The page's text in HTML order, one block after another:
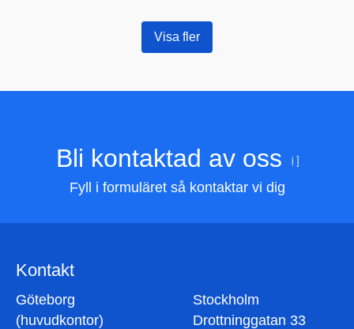
Visa fler
Bli kontaktad av oss
Fyll i formuläret så kontaktar vi dig
Kontakt
Göteborg
(huvudkontor)
Stockholm
Drottninggatan 33